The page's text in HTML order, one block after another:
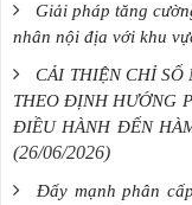
Giải pháp tăng
nhân nội địa với khu
CẢI THIỆN CHỈ SỐ
THEO ĐỊNH HƯỚNG
ĐIỀU HÀNH ĐẾN
(26/06/2026)
Đẩy mạnh phân